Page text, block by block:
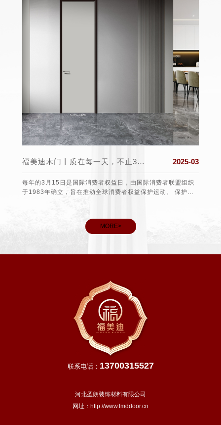
福美迪木门丨质在每一天，不止315！ 2025-03
每年的3月15日是国际消费者权益日，由国际消费者联盟组织
于1983年确立，旨在推动全球消费者权益保护运动。 保护消
MORE>
联系电话： 13700315527
河北圣朗装饰材料有限公司
网址： http://www.fmddoor.cn